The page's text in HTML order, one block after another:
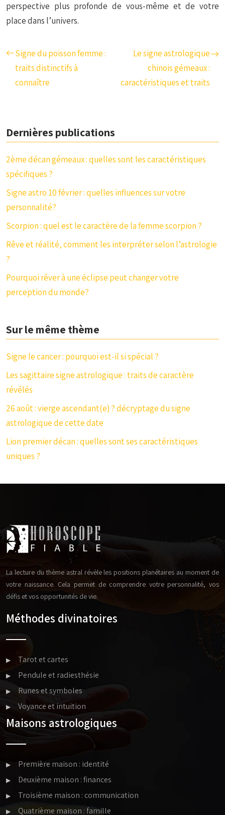
perspective plus profonde de vous-même et de votre
place dans l’univers.
Signe du poisson femme :
traits distinctifs à
connaître
Le signe astrologique
chinois gémeaux :
caractéristiques et traits
Dernières publications
2ème décan gémeaux : quelles sont les caractéristiques
spécifiques ?
Signe astro 10 février : quelles influences sur votre
personnalité?
Scorpion : quel est le caractère de la femme scorpion ?
Rêve et réalité, comment les interpréter selon l’astrologie
?
Pourquoi rêver à une éclipse peut changer votre
perception du monde?
Sur le même thème
Signe le cancer : pourquoi est-il si spécial ?
Les sagittaire signe astrologique : traits de caractère
révélés
26 août : vierge ascendant(e) ? décryptage du signe
astrologique de cette date
Lion premier décan : quelles sont ses caractéristiques
uniques ?
La lecture du thème astral révèle les positions planétaires au moment de
votre naissance. Cela permet de comprendre votre personnalité, vos
défis et vos opportunités de vie.
Méthodes divinatoires
Tarot et cartes
Pendule et radiesthésie
Runes et symboles
Voyance et intuition
Maisons astrologiques
Première maison : identité
Deuxième maison : finances
Troisième maison : communication
Quatrième maison : famille